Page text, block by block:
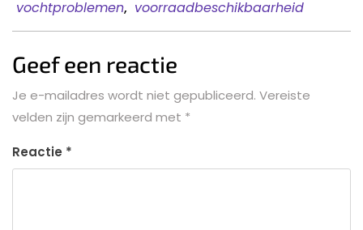
vochtproblemen, voorraadbeschikbaarheid
Geef een reactie
Je e-mailadres wordt niet gepubliceerd. Vereiste
velden zijn gemarkeerd met *
Reactie *